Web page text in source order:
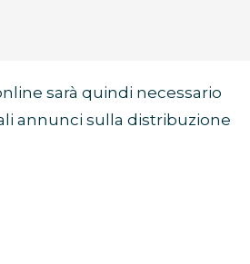
sarà quindi necessario
annunci sulla distribuzione